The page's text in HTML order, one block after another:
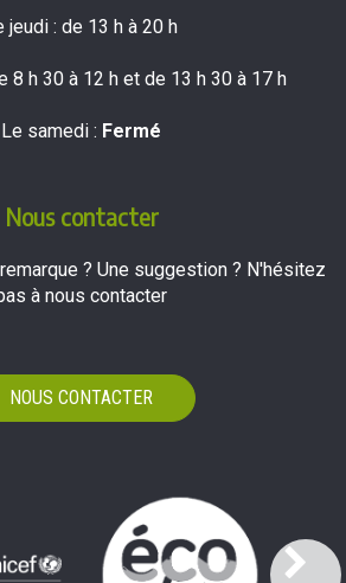
jeudi : de 13 h à 20 h
8 h 30 à 12 h et de 13 h 30 à 17 h
Le samedi : Fermé
Nous contacter
? Une suggestion ? N'hésitez
à nous contacter
NOUS CONTACTER